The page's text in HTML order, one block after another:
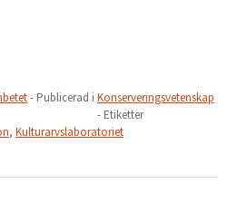
- Publicerad i Konserveringsvetenskap
- Etiketter
, Kulturarvslaboratoriet